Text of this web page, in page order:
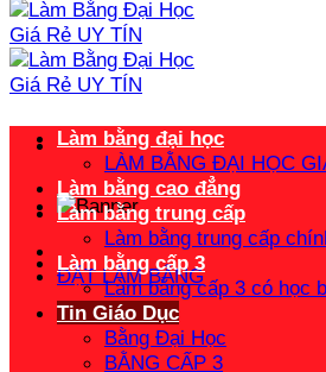
ĐẶT LÀM BẰNG
Làm bằng đại học
LÀM BẰNG ĐẠI HỌC
Làm bằng cao đẳng
Làm bằng trung cấp
Làm bằng trung cấp
Làm bằng cấp 3
Làm bằng cấp 3 có học
Tin Giáo Dục
Bằng Đại Học
BẰNG CẤP 3